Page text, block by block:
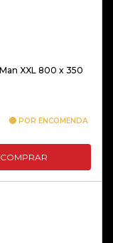
XXL 800 x 350
POR ENCOMENDA
COMPRAR